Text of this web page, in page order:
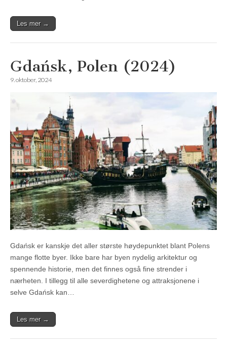
Les mer →
Gdańsk, Polen (2024)
9. oktober, 2024
Gdańsk er kanskje det aller største høydepunktet blant Polens
mange flotte byer. Ikke bare har byen nydelig arkitektur og
spennende historie, men det finnes også fine strender i
nærheten. I tillegg til alle severdighetene og attraksjonene i
selve Gdańsk kan…
Les mer →